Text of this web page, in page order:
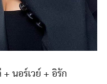
นอร์เวย์ + อิรัก